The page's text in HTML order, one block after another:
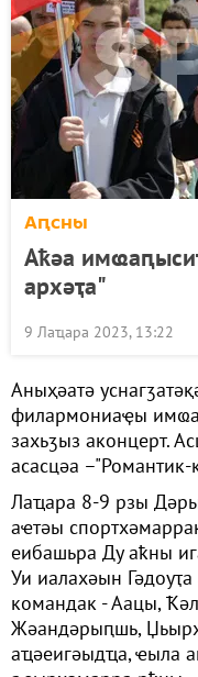
Аԥсны
Аҟәа
архәҭа"
9 Лаҵара 2023, 13:22
Аныҳәатә
филармониаҿы
захьӡыз аконцерт.
асасцәа –"Романтик-
Лаҵара 8-9 рзы
аҽтәы
еибашьра Ду аҟны
Уи иалахәын
командак - Аацы,
Жәандәрыԥшь,
аҵәеигәыдҵа, ҽыла